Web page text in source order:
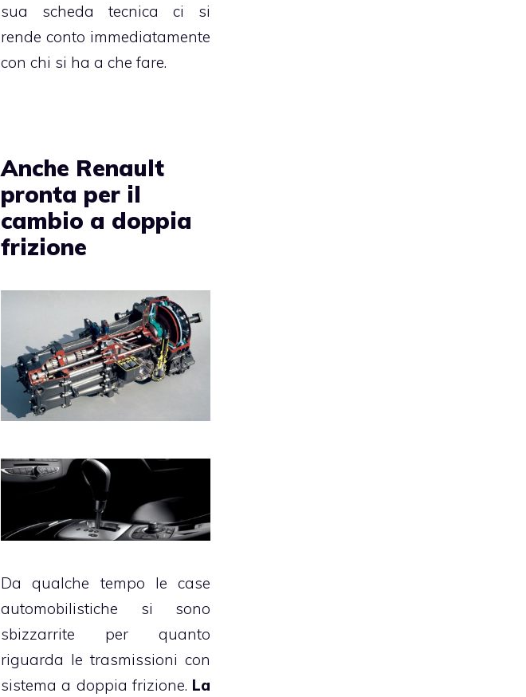
sua scheda tecnica ci si
rende conto immediatamente
con chi si ha a che fare.
Anche Renault
pronta per il
cambio a doppia
frizione
Da qualche tempo le case
automobilistiche si sono
sbizzarrite per quanto
riguarda le trasmissioni con
sistema a doppia frizione. La